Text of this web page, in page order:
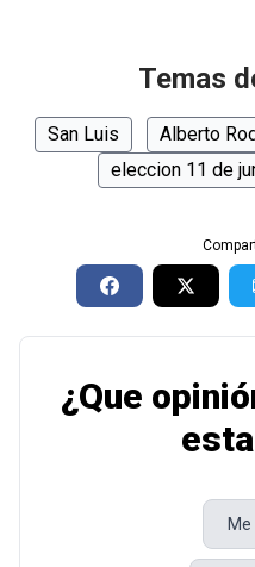
Temas
San Luis Alberto
eleccion 11 de
¿Que